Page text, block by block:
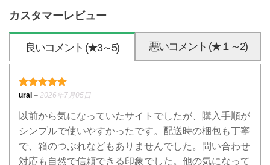
カスタマーレビュー
良いコメント (★3～5) 悪いコメント (★１～2)
5段階中5の評価
urai – 2026年7月05日
以前から気になっていたサイトでしたが、購入手順が
シンプルで使いやすかったです。配送時の梱包も丁寧
で、箱のつぶれなどもありませんでした。問い合わせ
対応も自然で信頼できる印象でした。他の気になって